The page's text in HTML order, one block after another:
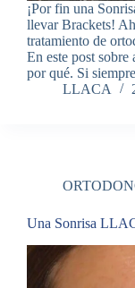
¡Por fin una
llevar Brackets!
tratamiento de
En este post sobre
por qué. Si
LLACA
Una Sonrisa